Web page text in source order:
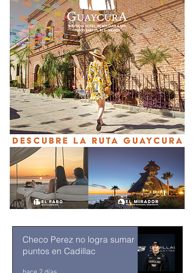
Checo Perez no logra sumar
puntos en Cadillac